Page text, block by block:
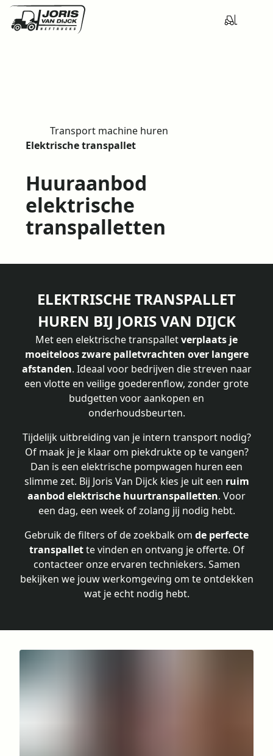
o
e
Transport machine huren
Elektrische transpallet
Huuraanbod
elektrische
transpalletten
ELEKTRISCHE TRANSPALLET
HUREN BIJ JORIS VAN DIJCK
Met een elektrische transpalletverplaats je
moeiteloos zware palletvrachten over langere
afstanden. Ideaal voor bedrijven die streven naar
een vlotte en veilige goederenflow, zonder grote
budgetten voor aankopen en
onderhoudsbeurten.
Tijdelijk uitbreiding van je intern transport nodig?
Of maak je je klaar om piekdrukte op te vangen?
Dan is een elektrische pompwagen huren een
slimme zet. Bij Joris Van Dijck kies je uit een ruim
aanbod elektrische huurtranspalletten. Voor
een dag, een week of zolang jij nodig hebt.
Gebruik de filters of de zoekbalk om de perfecte
transpallette vinden en ontvang je offerte. Of
contacteer onze ervaren techniekers. Samen
bekijken we jouw werkomgeving om te ontdekken
wat je echt nodig hebt.